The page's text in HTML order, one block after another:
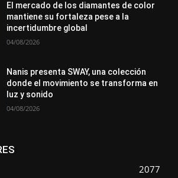
El mercado de los diamantes de color
mantiene su fortaleza pese a la
incertidumbre global
04/08/2026
Nanis presenta SWAY, una colección
donde el movimiento se transforma en
luz y sonido
04/08/2026
2077